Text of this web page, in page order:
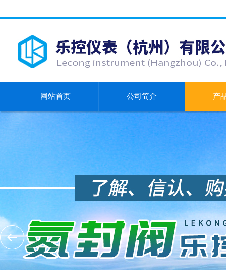
网站首页 公司简介 产